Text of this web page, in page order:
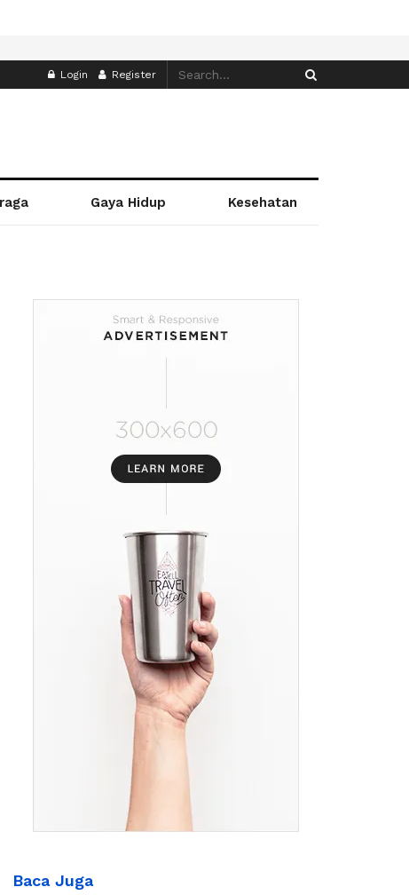
Login Register
Gaya Hidup Kesehatan
Baca Juga